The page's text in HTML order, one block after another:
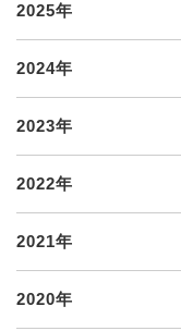
2025年
2024年
2023年
2022年
2021年
2020年